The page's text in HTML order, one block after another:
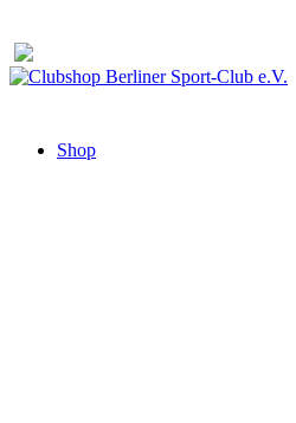
Inhalt
springen
Shop